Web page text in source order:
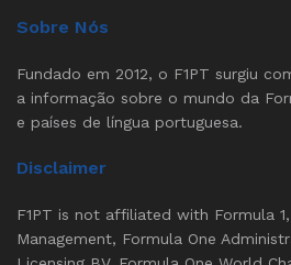
Sobre Nós
Fundado em 2012, o F1PT surgiu
a informação sobre o mundo da
e países de língua portuguesa.
Disclaimer
F1PT is not affiliated with Formula
Management, Formula One